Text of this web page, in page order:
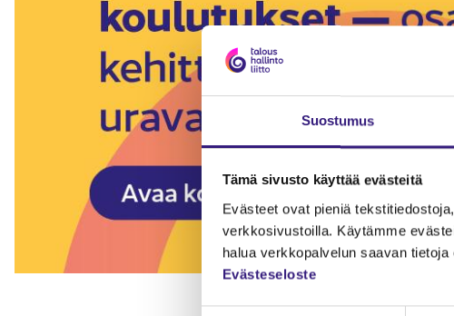
Suostumus
Tämä sivusto käyttää evästeitä
Evästeet ovat pieniä
verkkosivustoilla. Käytämme
halua verkkopalvelun saavan
Evästeseloste